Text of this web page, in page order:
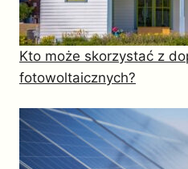
Kto może skorzystać z
fotowoltaicznych?